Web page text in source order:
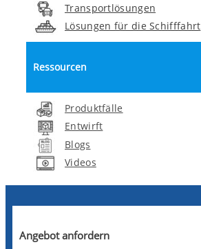
Transportlösungen
Lösungen für die Schifffahrt
Ressourcen
Produktfälle
Entwirft
Blogs
Videos
Angebot anfordern